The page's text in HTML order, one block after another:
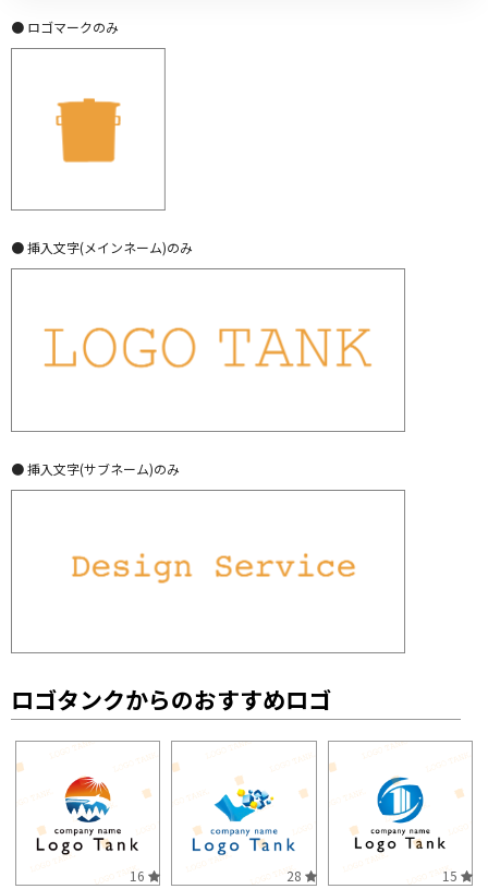
● ロゴマークのみ
● 挿入文字(メインネーム)のみ
● 挿入文字(サブネーム)のみ
ロゴタンクからのおすすめロゴ
16 28 15